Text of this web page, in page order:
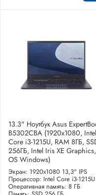
13.3" Ноутбук Asus
B5302CBA (1920x1080, Intel
Core i3-1215U, RAM 8ГБ,
256ГБ, Intel Iris XE Graphics,
OS Windows)
Экран: 1920x1080 13,3" IPS
Процессор: Intel Core i3-
Оперативная память: 8 ГБ